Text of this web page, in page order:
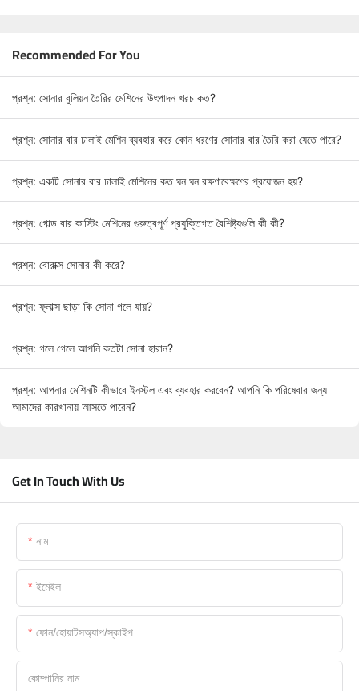
Recommended For You
প্রশ্ন: সোনার বুলিয়ন তৈরির মেশিনের উৎপাদন খরচ কত?
প্রশ্ন: সোনার বার ঢালাই মেশিন ব্যবহার করে কোন ধরণের সোনার বার তৈরি করা যেতে পারে?
প্রশ্ন: একটি সোনার বার ঢালাই মেশিনের কত ঘন ঘন রক্ষণাবেক্ষণের প্রয়োজন হয়?
প্রশ্ন: গোল্ড বার কাস্টিং মেশিনের গুরুত্বপূর্ণ প্রযুক্তিগত বৈশিষ্ট্যগুলি কী কী?
প্রশ্ন: বোরাক্স সোনার কী করে?
প্রশ্ন: ফ্লাক্স ছাড়া কি সোনা গলে যায়?
প্রশ্ন: গলে গেলে আপনি কতটা সোনা হারান?
প্রশ্ন: আপনার মেশিনটি কীভাবে ইনস্টল এবং ব্যবহার করবেন? আপনি কি পরিষেবার জন্য
আমাদের কারখানায় আসতে পারেন?
Get In Touch With Us
নাম
ইমেইল
ফোন/হোয়াটসঅ্যাপ/স্কাইপ
কোম্পানির নাম